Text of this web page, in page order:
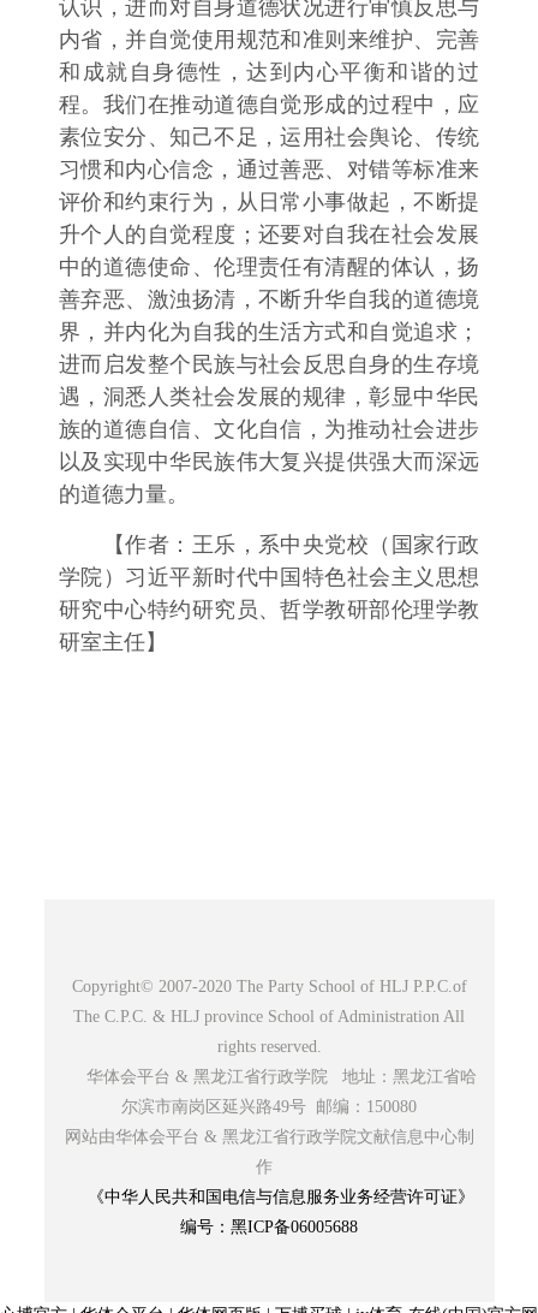
认识，进而对自身道德状况进行审慎反思与
内省，并自觉使用规范和准则来维护、完善
和成就自身德性，达到内心平衡和谐的过
程。我们在推动道德自觉形成的过程中，应
素位安分、知己不足，运用社会舆论、传统
习惯和内心信念，通过善恶、对错等标准来
评价和约束行为，从日常小事做起，不断提
升个人的自觉程度；还要对自我在社会发展
中的道德使命、伦理责任有清醒的体认，扬
善弃恶、激浊扬清，不断升华自我的道德境
界，并内化为自我的生活方式和自觉追求；
进而启发整个民族与社会反思自身的生存境
遇，洞悉人类社会发展的规律，彰显中华民
族的道德自信、文化自信，为推动社会进步
以及实现中华民族伟大复兴提供强大而深远
的道德力量。
【作者：王乐，系中央党校（国家行政
学院）习近平新时代中国特色社会主义思想
研究中心特约研究员、哲学教研部伦理学教
研室主任】
Copyright© 2007-2020 The Party School of HLJ P.P.C.of
The C.P.C. & HLJ province School of Administration All
rights reserved.
华体会平台 & 黑龙江省行政学院 地址：黑龙江省哈
尔滨市南岗区延兴路49号 邮编：150080
网站由华体会平台 & 黑龙江省行政学院文献信息中心制
作
《中华人民共和国电信与信息服务业务经营许可证》
编号：黑ICP备06005688